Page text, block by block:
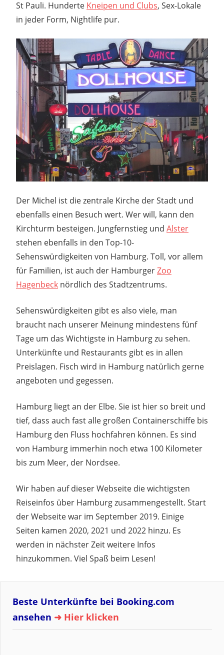
St Pauli. Hunderte Kneipen und Clubs, Sex-Lokale
in jeder Form, Nightlife pur.
Der Michel ist die zentrale Kirche der Stadt und
ebenfalls einen Besuch wert. Wer will, kann den
Kirchturm besteigen. Jungfernstieg und Alster
stehen ebenfalls in den Top-10-
Sehenswürdigkeiten von Hamburg. Toll, vor allem
für Familien, ist auch der HamburgerZoo
Hagenbeck nördlich des Stadtzentrums.
Sehenswürdigkeiten gibt es also viele, man
braucht nach unserer Meinung mindestens fünf
Tage um das Wichtigste in Hamburg zu sehen.
Unterkünfte und Restaurants gibt es in allen
Preislagen. Fisch wird in Hamburg natürlich gerne
angeboten und gegessen.
Hamburg liegt an der Elbe. Sie ist hier so breit und
tief, dass auch fast alle großen Containerschiffe bis
Hamburg den Fluss hochfahren können. Es sind
von Hamburg immerhin noch etwa 100 Kilometer
bis zum Meer, der Nordsee.
Wir haben auf dieser Webseite die wichtigsten
Reiseinfos über Hamburg zusammengestellt. Start
der Webseite war im September 2019. Einige
Seiten kamen 2020, 2021 und 2022 hinzu. Es
werden in nächster Zeit weitere Infos
hinzukommen. Viel Spaß beim Lesen!
Beste Unterkünfte bei Booking.com
ansehen ➜ Hier klicken